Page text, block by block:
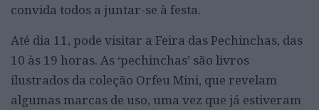
convida todos a juntar-se à festa.
Até dia 11, pode visitar a Feira das Pechinchas, das
10 às 19 horas. As ‘pechinchas’ são livros
ilustrados da coleção Orfeu Mini, que revelam
algumas marcas de uso, uma vez que já estiveram